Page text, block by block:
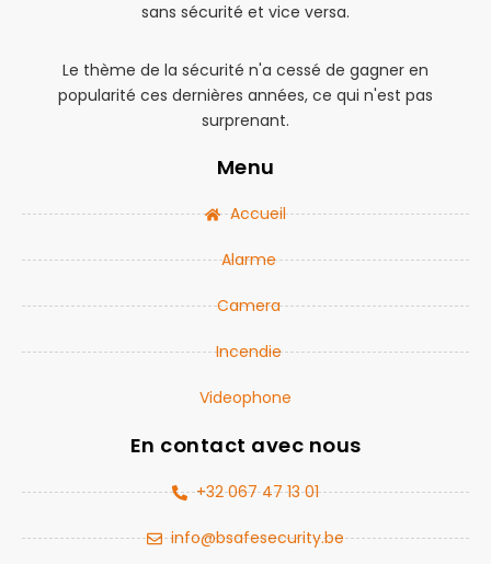
sans sécurité et vice versa.
Le thème de la sécurité n'a cessé de gagner en
popularité ces dernières années, ce qui n'est pas
surprenant.
Menu
Accueil
Alarme
Camera
Incendie
Videophone
En contact avec nous
+32 067 47 13 01
info@bsafesecurity.be